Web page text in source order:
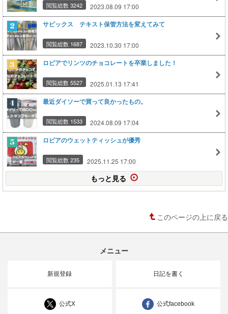
閲覧総数 3242 2023.08.09 17:00
サピックス テキスト保管方法を変えてみて
閲覧総数 1687 2023.10.30 17:00
ロピアでリンツのチョコレートを卒業しました！
閲覧総数 5527 2025.01.13 17:41
最近ダイソーで買って良かったもの。
閲覧総数 1533 2024.08.09 17:04
ロピアのウェットティッシュが優秀
閲覧総数 235 2025.11.25 17:00
もっと見る
このページの上に戻る
メニュー
新規登録 日記を書く
公式X 公式facebook